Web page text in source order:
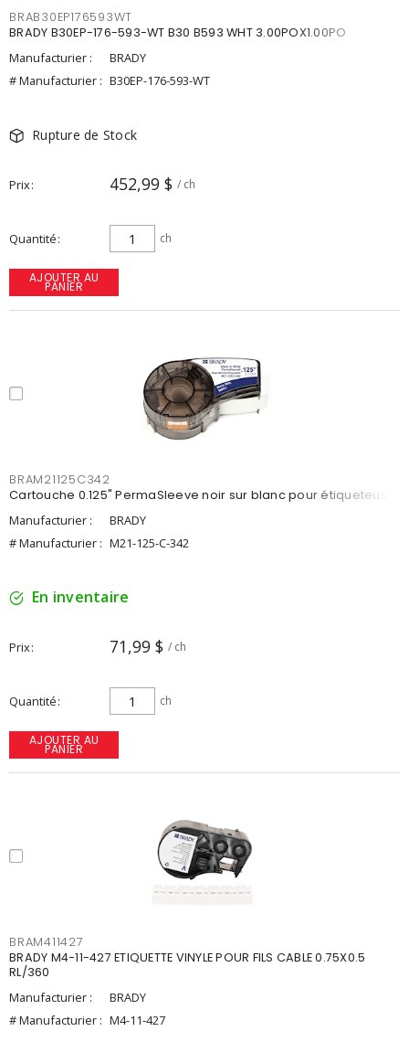
BRAB30EP176593WT
BRADY B30EP-176-593-WT B30 B593 WHT 3.00POX1.00PO
Manufacturier :
BRADY
# Manufacturier : B30EP-176-593-WT
Rupture de Stock
Prix 452,99 $ / ch
Quantité ch
AJOUTER AU
PANIER
BRAM21125C342
Cartouche 0.125" PermaSleeve noir sur blanc pour étiqueteuse
Manufacturier :
BRADY
# Manufacturier : M21-125-C-342
En inventaire
Prix 71,99 $ / ch
Quantité ch
AJOUTER AU
PANIER
BRAM411427
BRADY M4-11-427 ETIQUETTE VINYLE POUR FILS CABLE 0.75X0.5
RL/360
Manufacturier :
BRADY
# Manufacturier : M4-11-427